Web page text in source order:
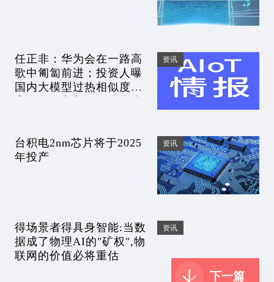
任正非：华为会在一路高
歌中匍匐前进；投资人曝
国内大模型过热相似度过
资讯
台积电2nm芯片将于2025
年投产
资讯
得场景者得具身智能:当数
据成了物理AI的"矿权",物
联网的价值必将重估
资讯
下一篇